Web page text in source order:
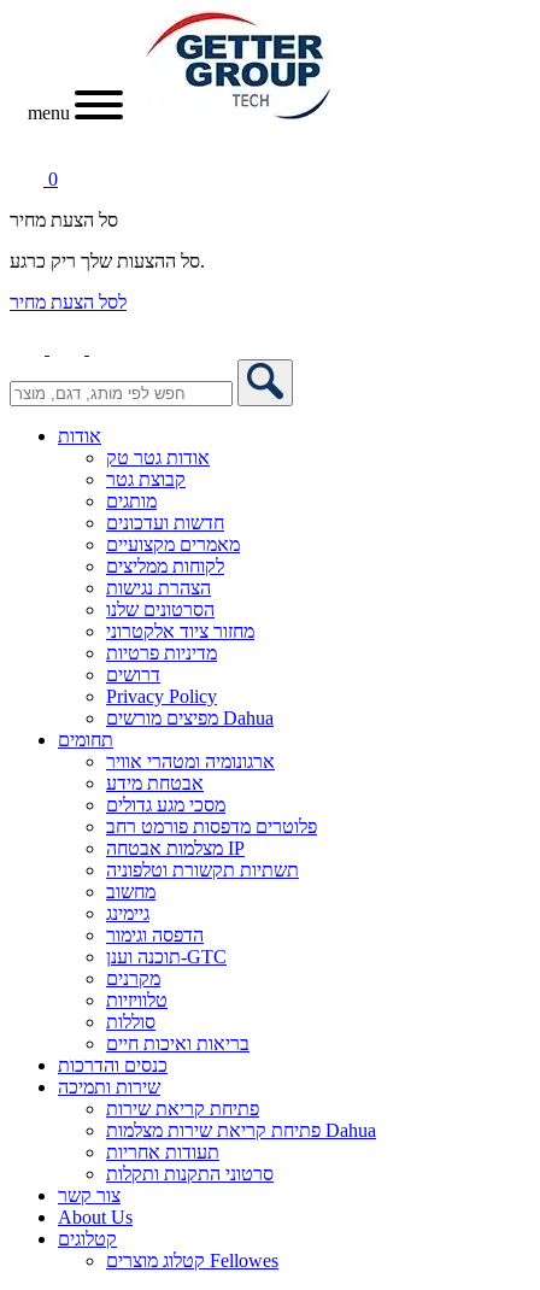
menu
0
סל הצעת מחיר
סל ההצעות שלך ריק כרגע.
לסל הצעת מחיר
אודות
אודות גטר טק
קבוצת גטר
מותגים
חדשות ועדכונים
מאמרים מקצועיים
לקוחות ממליצים
הצהרת נגישות
הסרטונים שלנו
מחזור ציוד אלקטרוני
מדיניות פרטיות
דרושים
Privacy Policy
מפיצים מורשים Dahua
תחומים
ארגונומיה ומטהרי אוויר
אבטחת מידע
מסכי מגע גדולים
פלוטרים מדפסות פורמט רחב
מצלמות אבטחה IP
תשתיות תקשורת וטלפוניה
מחשוב
גיימינג
הדפסה וגימור
תוכנה וענן-GTC
מקרנים
טלוויזיות
סוללות
בריאות ואיכות חיים
כנסים והדרכות
שירות ותמיכה
פתיחת קריאת שירות
פתיחת קריאת שירות מצלמות Dahua
תעודות אחריות
סרטוני התקנות ותקלות
צור קשר
About Us
קטלוגים
קטלוג מוצרים Fellowes